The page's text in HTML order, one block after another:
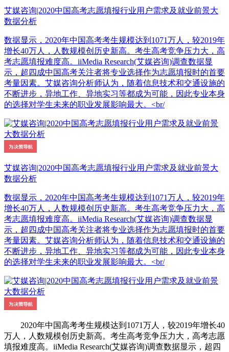
艾媒咨询|2020中国高考志愿填报行业用户需求及就业前景大
数据分析
数据显示，2020年中国高考考生规模达到1071万人，较2019年
增长40万人，人数规模创历史新高。考生高考竞争压力大，高
考志愿填报难度高。iiMedia Research(艾媒咨询)调查数据显
示，超四成中国高考关注者将专业选择作为志愿填报时的首要
考量因素。艾媒咨询分析师认为，随着信息技术和交通设施的
不断进步，异地工作、异地实习等都成为可能，因此专业本身
的选择对学生未来的职业发展影响最大。<br/
艾媒咨询|2020中国高考志愿填报行业用户需求及就业前景大
数据分析
数据显示，2020年中国高考考生规模达到1071万人，较2019年
增长40万人，人数规模创历史新高。考生高考竞争压力大，高
考志愿填报难度高。iiMedia Research(艾媒咨询)调查数据显
示，超四成中国高考关注者将专业选择作为志愿填报时的首要
考量因素。艾媒咨询分析师认为，随着信息技术和交通设施的
不断进步，异地工作、异地实习等都成为可能，因此专业本身
的选择对学生未来的职业发展影响最大。<br/
2020年中国高考考生规模达到1071万人，较2019年增长40
万人，人数规模创历史新高。考生高考竞争压力大，高考志愿
填报难度高。iiMedia Research(艾媒咨询)调查数据显示，超四